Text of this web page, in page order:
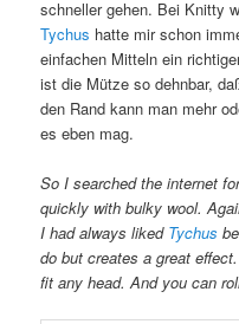
schneller gehen. Bei Knitty
Tychus hatte mir schon
einfachen Mitteln ein
ist die Mütze so dehnbar,
den Rand kann man mehr
es eben mag.
So I searched the internet
quickly with bulky wool.
I had always liked Tychus
do but creates a great
fit any head. And you can